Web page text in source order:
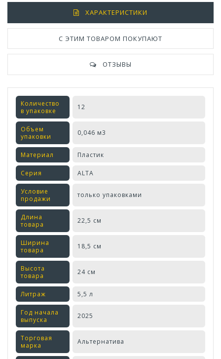
ХАРАКТЕРИСТИКИ
С ЭТИМ ТОВАРОМ ПОКУПАЮТ
ОТЗЫВЫ
Количество
в упаковке
12
Объем
упаковки
0,046 м3
Материал Пластик
Серия ALTA
Условие
продажи
только упаковками
Длина
товара
22,5 см
Ширина
товара
18,5 см
Высота
товара
24 см
Литраж 5,5 л
Год начала
выпуска
2025
Торговая
марка
Альтернатива